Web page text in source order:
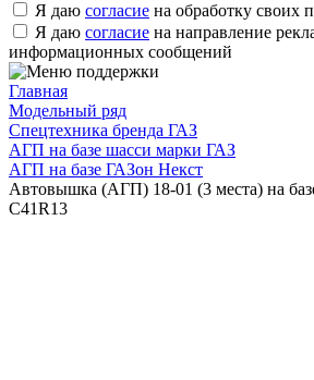
Я даю согласие на обработку своих
Я даю согласие на направление
информационных сообщений
Главная
Модельный ряд
Спецтехника бренда ГАЗ
АГП на базе шасси марки ГАЗ
АГП на базе ГАЗон Некст
Автовышка (АГП) 18-01 (3 места) на
C41R13